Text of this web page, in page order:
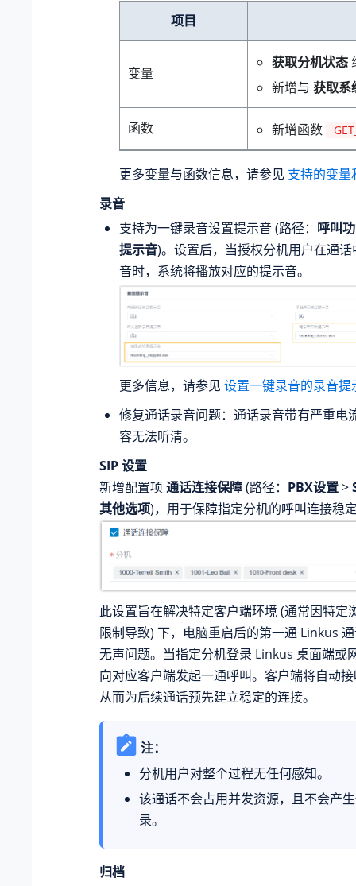
项目
变量
获取分机状态
新增与 获取系
函数 新增函数
更多变量与函数信息，请参见 支持的变量
录音
支持为一键录音设置提示音 (路径： 呼叫
提示音)。设置后，当授权分机用户在通
音时，系统将播放对应的提示音。
更多信息，请参见 设置一键录音的录音提
修复通话录音问题：通话录音带有严重电
容无法听清。
SIP 设置
新增配置项通话连接保障(路径： PBX设置>
其他选项)，用于保障指定分机的呼叫连接稳
此设置旨在解决特定客户端环境 (通常因特定
限制导致) 下，电脑重启后的第一通 Linkus
无声问题。当指定分机登录 Linkus 桌面端或
向对应客户端发起一通呼叫。客户端将自动
从而为后续通话预先建立稳定的连接。
注：
分机用户对整个过程无任何感知。
该通话不会占用并发资源，且不会产
录。
归档